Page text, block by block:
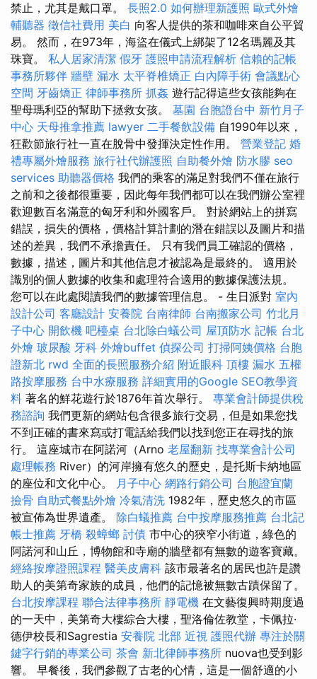
禁止，尤其是戴口罩。 長照2.0 如何辦理新護照 歐式外燴
輔聽器 徵信社費用 美白 向客人提供的茶和咖啡來自公平貿
易。 然而，在973年，海盜在儀式上綁架了12名瑪麗及其
珠寶。 私人居家清潔 假牙 護照申請流程解析 信賴的記帳
事務所夥伴 牆壁 漏水 太平脊椎矯正 白內障手術 會議點心
空間 牙齒矯正 律師事務所 抓姦 遊行記得這些女孩能夠在
聖母瑪利亞的幫助下拯救女孩。 墓園 台胞證台中 新竹月子
中心 天母推拿推薦 lawyer 二手餐飲設備 自1990年以來，
狂歡節旅行社一直在脫骨中發揮決定性作用。 營業登記 婚
禮專屬外燴服務 旅行社代辦護照 自助餐外燴 防水膠 seo
services 助聽器價格 我們的乘客的滿足對我們不僅在旅行
之前和之後都很重要，因此每年我們都可以在我們辦公室裡
歡迎數百名滿意的匈牙利和外國客戶。 對於網站上的拼寫
錯誤，損失的價格，價格計算計劃的潛在錯誤以及圖片和描
述的差異，我們不承擔責任。 只有我們員工確認的價格，
數據，描述，圖片和其他信息才被認為是最終的。 適用於
識別的個人數據的收集和處理符合適用的數據保護法規。
您可以在此處閱讀我們的數據管理信息。 - 生日派對 室內
設計公司 客廳設計 安養院 台南律師 台南搬家公司 竹北月
子中心 開飲機 吧檯桌 台北除白蟻公司 屋頂防水 記帳 台北
外燴 玻尿酸 牙科 外燴buffet 偵探公司 打掃阿姨價格 台胞
證新北 rwd 全面的長照服務介紹 附近眼科 頂樓 漏水 五權
路按摩服務 台中水療服務 詳細實用的Google SEO教學資
料 著名的鮮花遊行於1876年首次舉行。 專業會計師提供稅
務諮詢 我們更新的網站包含很多旅行交易，但是如果您找
不到正確的書來寫或打電話給我們以找到您正在尋找的旅
行。 這座城市在阿諾河（Arno 老屋翻新 找專業會計公司
處理帳務 River）的河岸擁有悠久的歷史，是托斯卡納地區
的座位和文化中心。 月子中心 網路行銷公司 台胞證宜蘭
撿骨 自助式餐點外燴 冷氣清洗 1982年，歷史悠久的市區
被宣佈為世界遺產。 除白蟻推薦 台中按摩服務推薦 台北記
帳士推薦 牙橋 殺蟑螂 討債 市中心的狹窄小街道，綠色的
阿諾河和山丘，博物館和寺廟的牆壁都有無數的遊客寶藏。
經絡按摩證照課程 醫美皮膚科 該市最著名的居民也許是讚
助人的美第奇家族的成員，他們的記憶被無數古蹟保留了。
台北按摩課程 聯合法律事務所 靜電機 在文藝復興時期度過
的一天中，美第奇大樓綜合大樓，聖洛倫佐教堂，卡佩拉·
德伊校長和Sagrestia 安養院 北部 近視 護照代辦 專注於關
鍵字行銷的專業公司 茶會 新北律師事務所 nuova也受到影
響。 早餐後，我們參觀了古老的心情，這是一個舒適的小